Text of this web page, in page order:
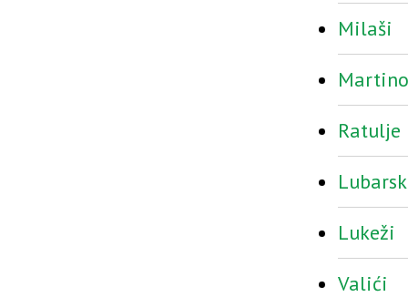
Milaši
Ratulje
Lukeži
Valići